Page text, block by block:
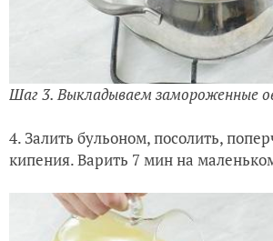
Шаг 3. Выкладываем замороженные
4. Залить бульоном, посолить,
кипения. Варить 7 мин на